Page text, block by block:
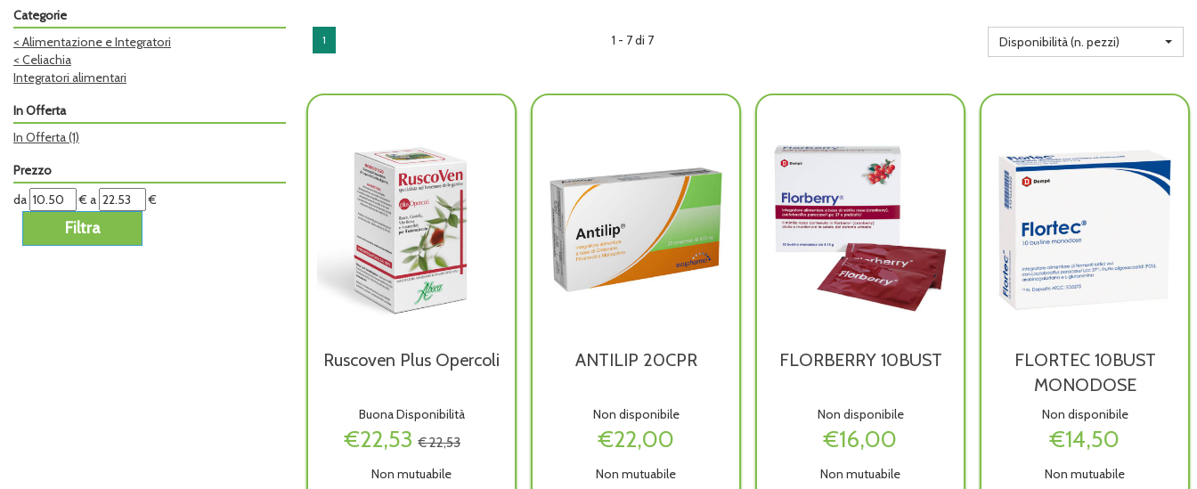
Categorie
< Alimentazione e Integratori
< Celiachia
Integratori alimentari
In Offerta
In Offerta(1)
Prezzo
filtra
da
da € filtra
a
a €
1 1 - 7 di 7 Disponibilità (n. pezzi)
Ruscoven Plus Opercoli
Buona Disponibilità
€22,53 € 22,53
Non mutuabile
ANTILIP 20CPR
Non disponibile
€22,00
Non mutuabile
FLORBERRY 10BUST
Non disponibile
€16,00
Non mutuabile
FLORTEC 10BUST
MONODOSE
Non disponibile
€14,50
Non mutuabile